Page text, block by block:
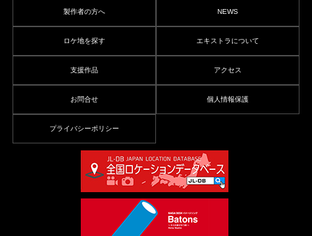
製作者の方へ NEWS
ロケ地を探す エキストラについて
支援作品 アクセス
お問合せ 個人情報保護
プライバシーポリシー